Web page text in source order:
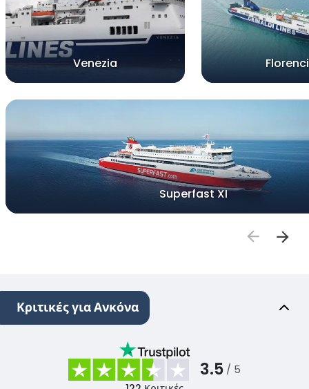
Venezia
Superfast XI
Κριτικές για Ανκόνα
3.5 / 5